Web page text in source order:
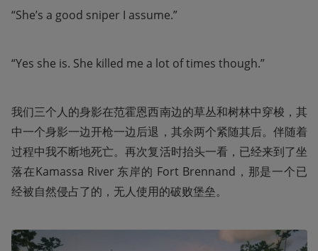
“She’s a good sniper I assume.”
“Yes she is. She killed me a lot of times though.”
我们三个人的身影在范霍恩西南边的草丛和树林中穿梭，其
中一个身影一边开枪一边后退，其余两个紧随其后。伴随着
过程中我不断地死亡。再次复活时抬头一看，已经来到了坐
落在Kamassa River 东岸的 Fort Brennand，那是一个已
经被自然侵占了的，无人使用的破败堡垒。